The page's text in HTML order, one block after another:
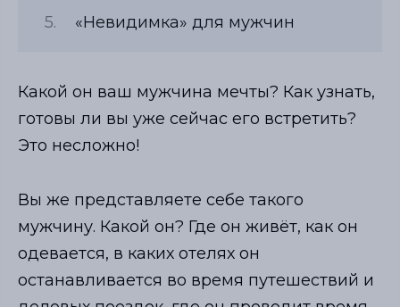
«Невидимка» для мужчин
Какой он ваш мужчина мечты? Как узнать,
готовы ли вы уже сейчас его встретить?
Это несложно!
Вы же представляете себе такого
мужчину. Какой он? Где он живёт, как он
одевается, в каких отелях он
останавливается во время путешествий и